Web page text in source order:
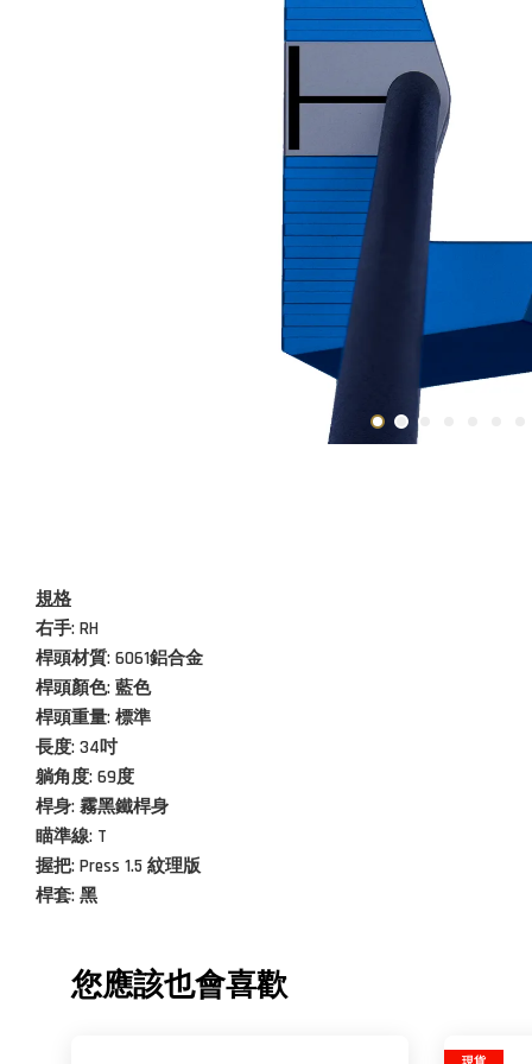
規格
右手: RH
桿頭材質: 6061鋁合金
桿頭顏色: 藍色
桿頭重量: 標準
長度: 34吋
躺角度: 69度
桿身: 霧黑鐵桿身
瞄準線: T
握把: Press 1.5 紋理版
桿套: 黑
您應該也會喜歡
現貨